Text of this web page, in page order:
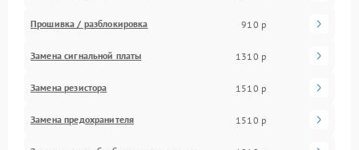
Прошивка / разблокировка 910 р
Замена сигнальной платы 1310 р
Замена резистора 1510 р
Замена предохранителя 1510 р